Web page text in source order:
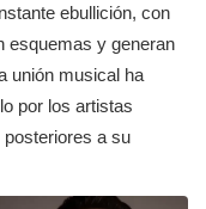
ebullición, con
esquemas y generan
unión musical ha
por los artistas
a su